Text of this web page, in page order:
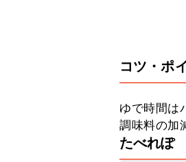
コツ・ポ
ゆで時間は
調味料の加
たべれぽ